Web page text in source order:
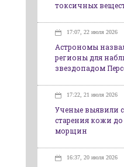
токсичных
17:07, 22 июля 2026
Астрономы
регионы для
звездопадом
17:22, 21 июля 2026
Ученые выявили
старения кожи
морщин
16:37, 20 июля 2026